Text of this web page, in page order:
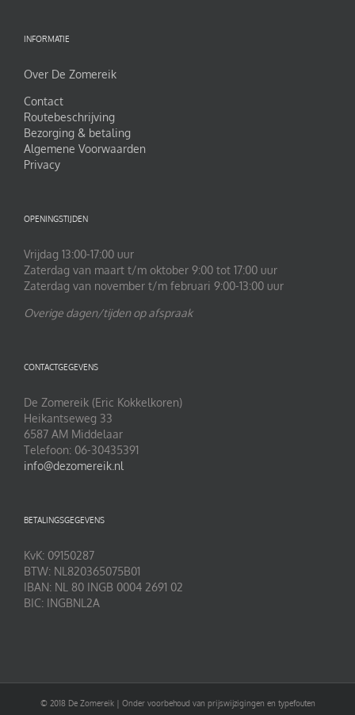
INFORMATIE
Over De Zomereik
Contact
Routebeschrijving
Bezorging & betaling
Algemene Voorwaarden
Privacy
OPENINGSTIJDEN
Vrijdag 13:00-17:00 uur
Zaterdag van maart t/m oktober 9:00 tot 17:00 uur
Zaterdag van november t/m februari 9:00-13:00 uur
Overige dagen/tijden op afspraak
CONTACTGEGEVENS
De Zomereik (Eric Kokkelkoren)
Heikantseweg 33
6587 AM Middelaar
Telefoon: 06-30435391
info@dezomereik.nl
BETALINGSGEGEVENS
KvK: 09150287
BTW: NL820365075B01
IBAN: NL 80 INGB 0004 2691 02
BIC: INGBNL2A
© 2018 De Zomereik | Onder voorbehoud van prijswijzigingen en typefouten